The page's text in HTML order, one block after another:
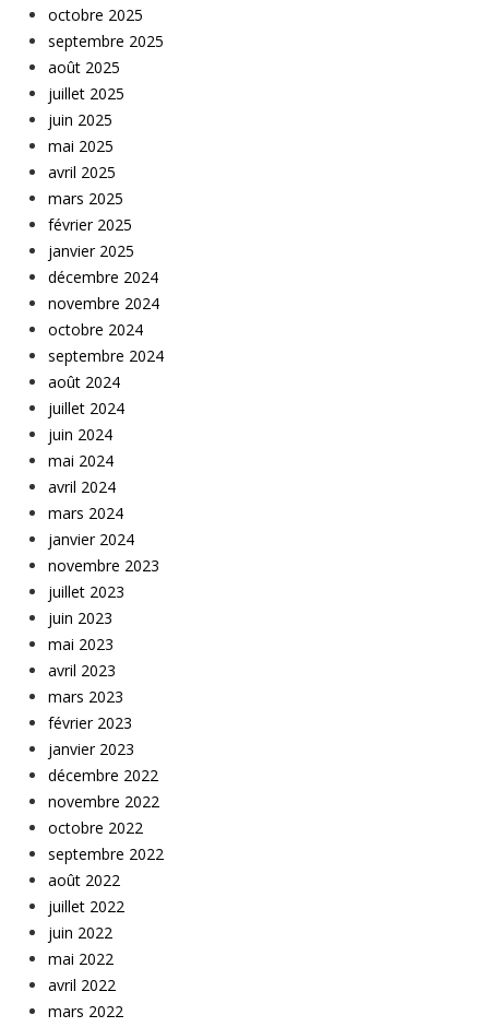
octobre 2025
septembre 2025
août 2025
juillet 2025
juin 2025
mai 2025
avril 2025
mars 2025
février 2025
janvier 2025
décembre 2024
novembre 2024
octobre 2024
septembre 2024
août 2024
juillet 2024
juin 2024
mai 2024
avril 2024
mars 2024
janvier 2024
novembre 2023
juillet 2023
juin 2023
mai 2023
avril 2023
mars 2023
février 2023
janvier 2023
décembre 2022
novembre 2022
octobre 2022
septembre 2022
août 2022
juillet 2022
juin 2022
mai 2022
avril 2022
mars 2022